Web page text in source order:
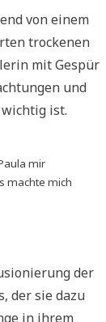
von einem
trockenen
mit Gespür
und
ist.
mir
machte mich
der
der sie dazu
in ihrem